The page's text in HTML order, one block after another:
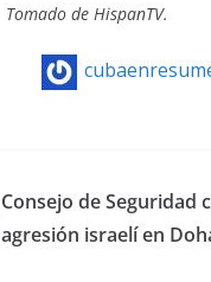
Tomado de HispanTV.
Consejo de Seguridad
agresión israelí en